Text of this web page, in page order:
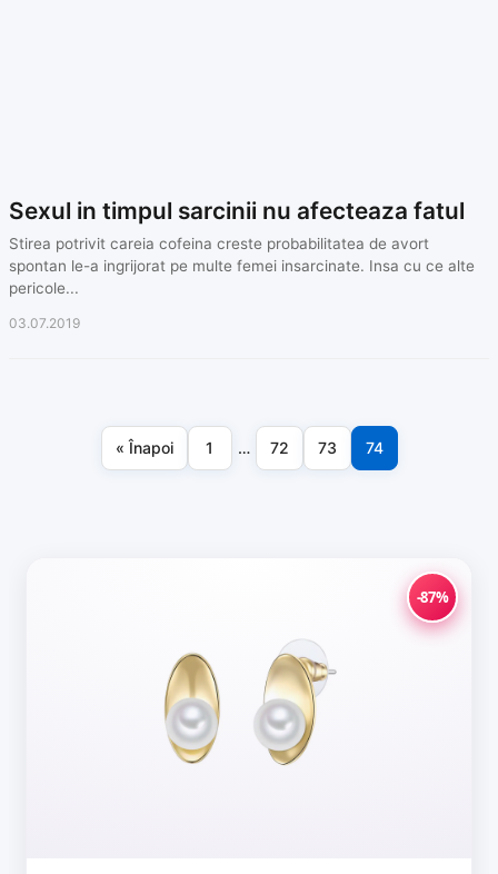
Sexul in timpul sarcinii nu afecteaza fatul
Stirea potrivit careia cofeina creste probabilitatea de avort
spontan le-a ingrijorat pe multe femei insarcinate. Insa cu ce alte
pericole...
03.07.2019
Paginație
« Înapoi 1 … 72 73 74
-87%